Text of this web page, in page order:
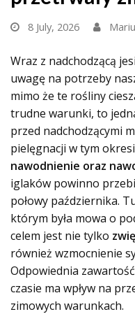
8 July, 2026
Wraz z nadchodzącą
uwagę na potrzeby
mimo że te rośliny
trudne warunki, to
przed nadchodzącymi
pielęgnacji w tym
nawodnienie oraz
iglaków powinno
połowy października.
którym była mowa o
celem jest nie tylko
również wzmocnienie
Odpowiednia
czasie ma wpływ na
zimowych warunkach.